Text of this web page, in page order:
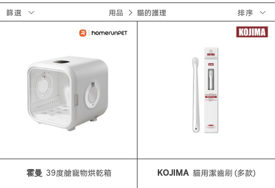
篩選 排序
用品 貓的護理
霍曼 39度艙寵物烘乾箱 KOJIMA 貓用潔齒刷 (多款)